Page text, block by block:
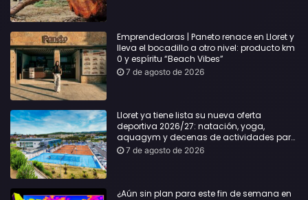
Emprendedoras | Paneto renace en Lloret y
lleva el bocadillo a otro nivel: producto km
0 y espíritu “Beach Vibes”
7 de agosto de 2026
Lloret ya tiene lista su nueva oferta
deportiva 2026/27: natación, yoga,
aquagym y decenas de actividades para
todas las edades
7 de agosto de 2026
¿Aún sin plan para este fin de semana en